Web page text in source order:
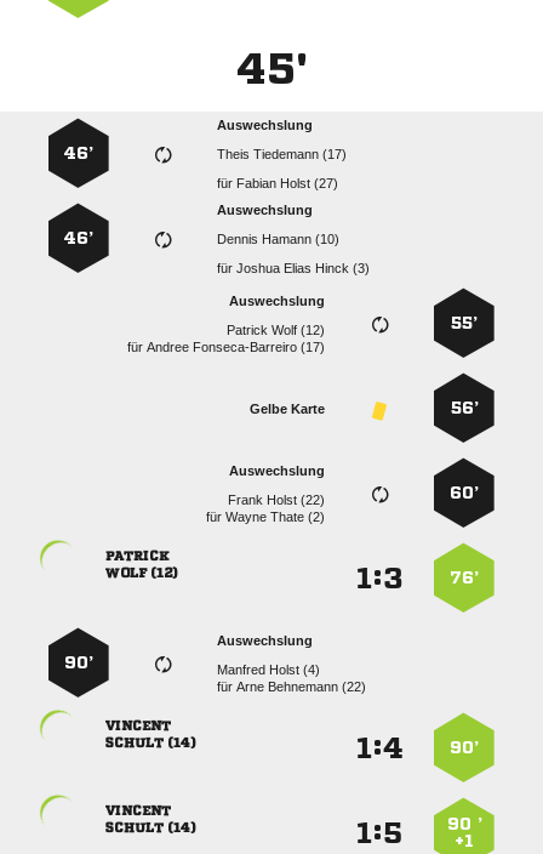
45'
Auswechslung
  
für   
46’
Auswechslung
  
für   
46’
55’
Auswechslung
  
für  
56’
Gelbe Karte
60’
Auswechslung
  
für  
76’
:

 
Auswechslung
  
für  
90’
90’
:

 
90 ’
+1
:

 